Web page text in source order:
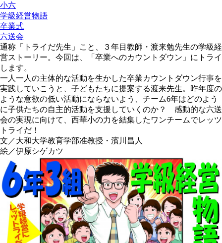
小六
学級経営物語
卒業式
六送会
通称「トライだ先生」こと、３年目教師・渡来勉先生の学級経
営ストーリー。今回は、「卒業へのカウントダウン」にトライ
します。
一人一人の主体的な活動を生かした卒業カウントダウン行事を
実践していこうと、子どもたちに提案する渡来先生。昨年度の
ような意欲の低い活動にならないよう、チーム6年はどのよう
に子供たちの自主的活動を支援していくのか？ 感動的な六送
会の実現に向けて、西華小の力を結集したワンチームでレッツ
トライだ！
文／大和大学教育学部准教授・濱川昌人
絵／伊原シゲカツ